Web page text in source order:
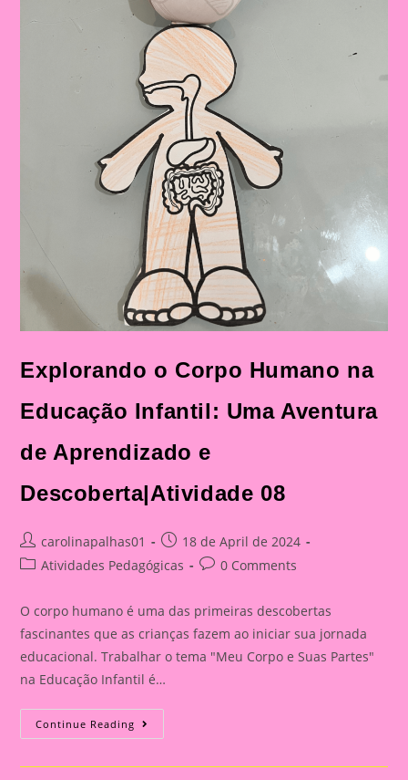
Explorando o Corpo Humano na
Educação Infantil: Uma Aventura
de Aprendizado e
Descoberta|Atividade 08
Post
author:
carolinapalhas01
Post
published:
18 de April de 2024
PostAtividades Pedagógicas
Post0 Comments
O corpo humano é uma das primeiras descobertas
fascinantes que as crianças fazem ao iniciar sua jornada
educacional. Trabalhar o tema "Meu Corpo e Suas Partes"
na Educação Infantil é…
Continue Reading Explorando
O
Humano